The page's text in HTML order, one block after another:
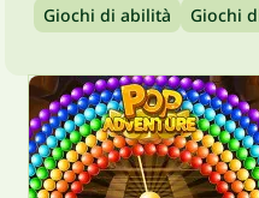
Giochi di abilità
Giochi